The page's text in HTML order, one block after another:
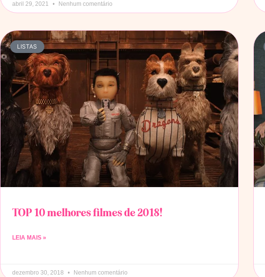
abril 29, 2021 Nenhum comentário
LISTAS
TOP 10 melhores filmes de 2018!
LEIA MAIS »
dezembro 30, 2018 Nenhum comentário